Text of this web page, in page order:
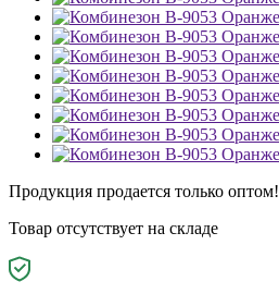
Продукция продается только оптом!
Товар отсутствует на складе